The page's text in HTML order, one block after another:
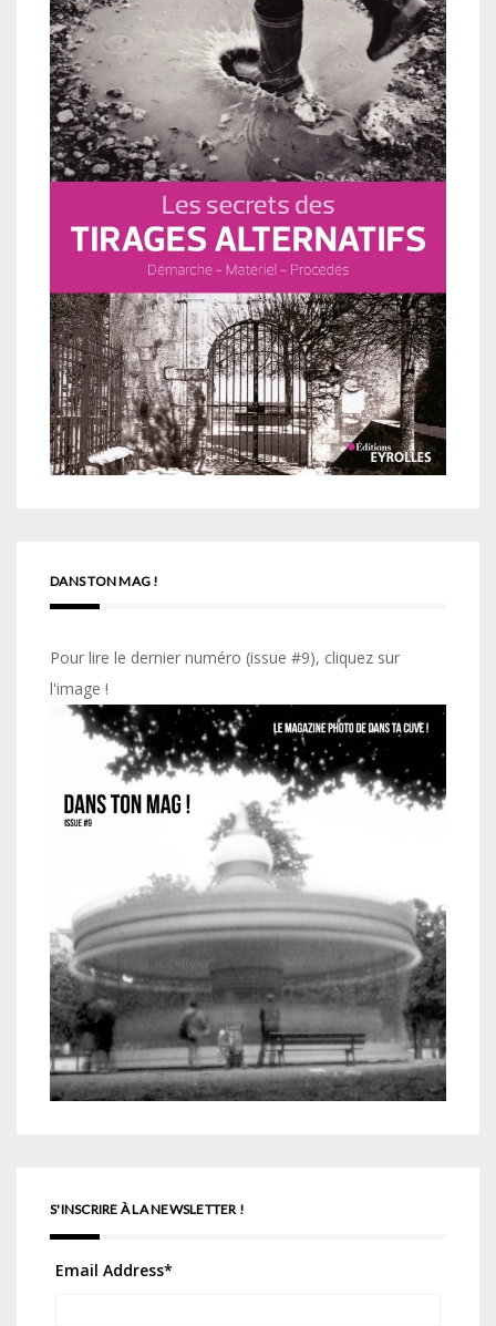
DANS TON MAG !
Pour lire le dernier numéro (issue #9), cliquez sur
l'image !
S'INSCRIRE À LA NEWSLETTER !
Email Address*